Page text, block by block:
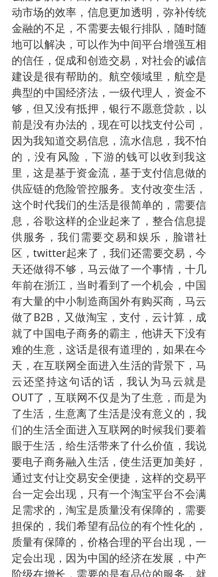
动市场的效率，信息更加透明，弥补传统
金融的不足，不需要去银行排队，随时随
地可以解决，可以作为中间平台增强互相
的信任，促成和创造交易，对社会的诚信
建设是很有帮助的。航空领域里，航空是
典型的中国经济法，一级代理人，资金不
够，但又没有抵押，银行不愿意贷款，以
前是没有办法的，现在可以找支付公司，
因为我知道交易信息，流水信息，我不怕
的，没有风险，下游的钱可以收到我这
里，这是基于资金流，基于支付信息做的
供应链的危险管控服务。支付改变生活，
这个时代我们的生活是很简单的，需要信
息，谷歌这样的企业起来了，整合信息提
供服务，我们需要交易和娱乐，脸谱社
区，twitter起来了，我们还需要交易，今
天还做得不够，马云做了一个事情，十几
年前在浙江，当时看到了一个机会，中国
有大量的中小制造商国外有购买商，马云
做了B2B，又做淘宝，支付，云计算，成
就了中国电子商务的霸主，他讲天下没有
难的生意，这话是很有道理的，如果在今
天，在互联网全面进入生活的背景下，马
云还坚持这句话的话，我认为马云就是
OUT了，互联网不仅是为了生意，而是为
了生活，生意离了生活是没有意义的，我
们的生活全面进入互联网的时候我们要着
眼于生活，给生活带来了什么价值，我说
要电子商务融入生活，使生活更加美好，
通过支付让交易安全便捷，这样的交易平
台一定会出现，只有一个淘宝平台不会满
足需求的，淘宝是质量没有保障的，需要
担保的，我们希望有品位的有个性化的，
质量有保障的，价格合理的平台出现，一
定会出现，因为中国的经济在发展，中产
阶级在增长，需要的是有品位的服务，就